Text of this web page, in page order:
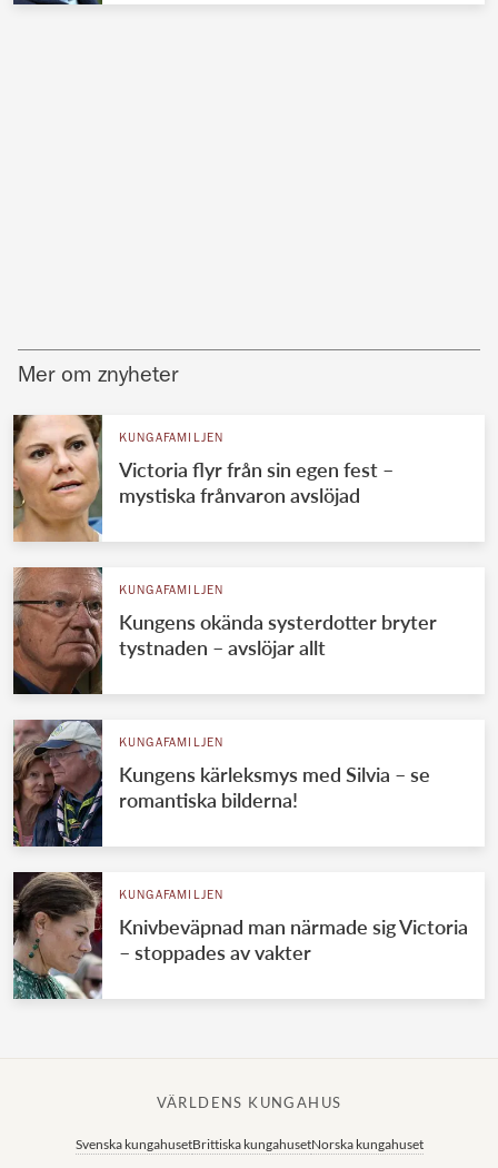
Mer om znyheter
KUNGAFAMILJEN
Victoria flyr från sin egen fest –
mystiska frånvaron avslöjad
KUNGAFAMILJEN
Kungens okända systerdotter bryter
tystnaden – avslöjar allt
KUNGAFAMILJEN
Kungens kärleksmys med Silvia – se
romantiska bilderna!
KUNGAFAMILJEN
Knivbeväpnad man närmade sig Victoria
– stoppades av vakter
VÄRLDENS KUNGAHUS
Svenska kungahusetBrittiska kungahusetNorska kungahuset